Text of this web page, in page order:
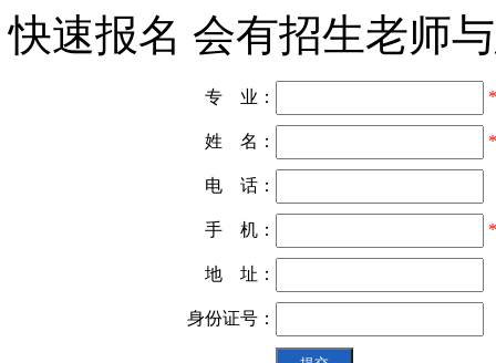
快速报名 会有招生老师
专 业： *
姓 名： *
电 话：
手 机： *
地 址：
身份证号：